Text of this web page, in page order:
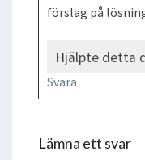
förslag på
Hjälpte detta
Svara
Lämna ett svar